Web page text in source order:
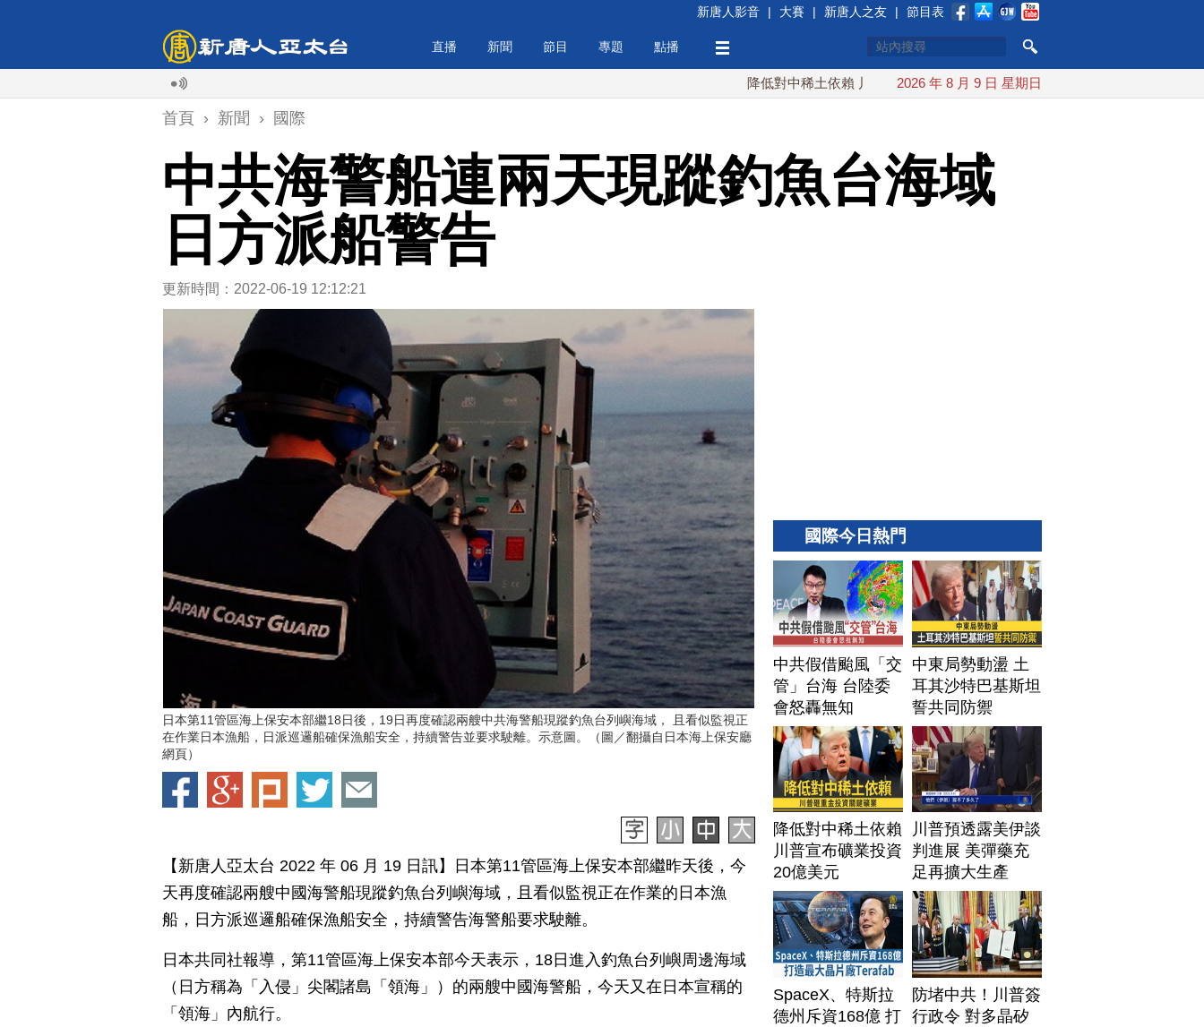
新唐人影音 | 大賽 | 新唐人之友 | 節目表
直播 新聞 節目 專題 點播
降低對中稀土依賴 川普宣布礦業投資20億美元 中東局勢動盪 土耳其沙特巴基斯
2026 年 8 月 9 日 星期日
首頁 › 新聞 › 國際
中共海警船連兩天現蹤釣魚台海域
日方派船警告
更新時間：2022-06-19 12:12:21
日本第11管區海上保安本部繼18日後，19日再度確認兩艘中共海警船現蹤釣魚台列嶼海域， 且看似監視正
在作業日本漁船，日派巡邏船確保漁船安全，持續警告並要求駛離。示意圖。（圖／翻攝自日本海上保安廳
網頁）
【新唐人亞太台 2022 年 06 月 19 日訊】日本第11管區海上保安本部繼昨天後，今
天再度確認兩艘中國海警船現蹤釣魚台列嶼海域，且看似監視正在作業的日本漁
船，日方派巡邏船確保漁船安全，持續警告海警船要求駛離。
日本共同社報導，第11管區海上保安本部今天表示，18日進入釣魚台列嶼周邊海域
（日方稱為「入侵」尖閣諸島「領海」）的兩艘中國海警船，今天又在日本宣稱的
「領海」內航行。
國際今日熱門
中共假借颱風「交
管」台海 台陸委
會怒轟無知
中東局勢動盪 土
耳其沙特巴基斯坦
誓共同防禦
降低對中稀土依賴
川普宣布礦業投資
20億美元
川普預透露美伊談
判進展 美彈藥充
足再擴大生產
SpaceX、特斯拉
德州斥資168億 打
防堵中共！川普簽
行政令 對多晶矽